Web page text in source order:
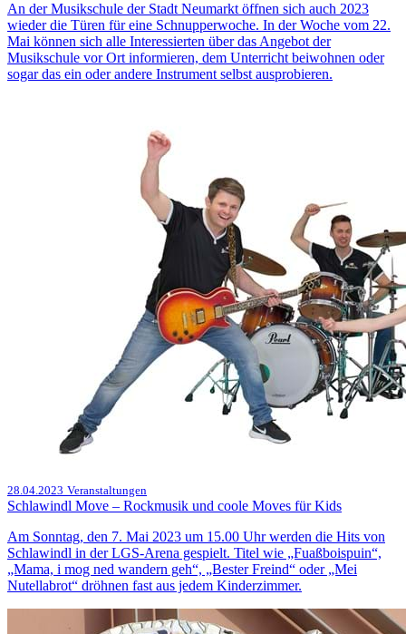
An der Musikschule der Stadt Neumarkt öffnen sich auch 2023
wieder die Türen für eine Schnupperwoche. In der Woche vom 22.
Mai können sich alle Interessierten über das Angebot der
Musikschule vor Ort informieren, dem Unterricht beiwohnen oder
sogar das ein oder andere Instrument selbst ausprobieren.
28.04.2023 Veranstaltungen
Schlawindl Move – Rockmusik und coole Moves für Kids
Am Sonntag, den 7. Mai 2023 um 15.00 Uhr werden die Hits von
Schlawindl in der LGS-Arena gespielt. Titel wie „Fuaßboispuin“,
„Mama, i mog ned wandern geh“, „Bester Freind“ oder „Mei
Nutellabrot“ dröhnen fast aus jedem Kinderzimmer.